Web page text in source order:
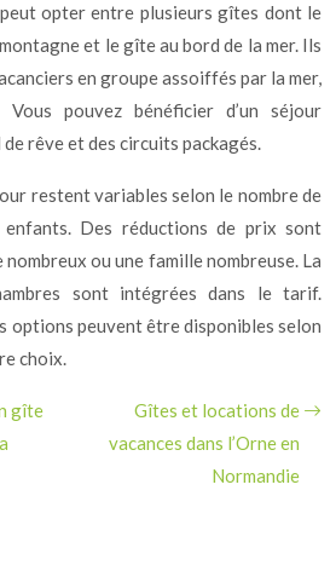
opter entre plusieurs gîtes dont le
et le gîte au bord de la mer. Ils
en groupe assoiffés par la mer,
pouvez bénéficier d’un séjour
de rêve et des circuits packagés.
restent variables selon le nombre de
Des réductions de prix sont
ou une famille nombreuse. La
sont intégrées dans le tarif.
options peuvent être disponibles selon
choix.
gîte
Gîtes et locations de
vacances dans l’Orne en
Normandie